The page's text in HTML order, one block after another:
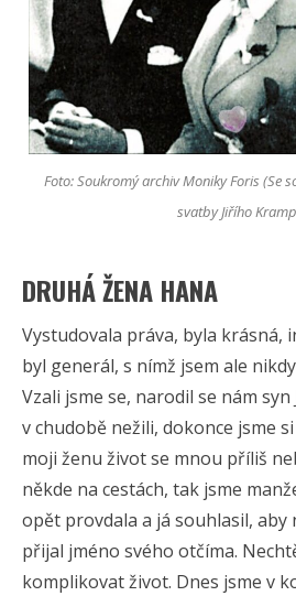
Foto: Soukromý archiv Moniky Foris (Se
svatby Jiřího
DRUHÁ ŽENA HANA
Vystudovala práva, byla krásná,
byl generál, s nímž jsem ale
Vzali jsme se, narodil se nám
v chudobě nežili, dokonce jsme
moji ženu život se mnou příliš
někde na cestách, tak jsme
opět provdala a já souhlasil, aby
přijal jméno svého otčíma.
komplikovat život. Dnes jsme v